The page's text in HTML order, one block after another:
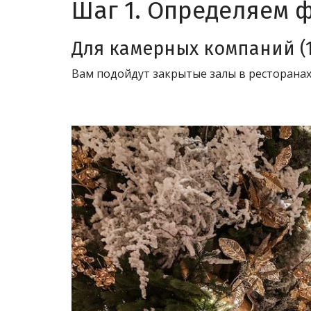
Шаг 1. Определяем
Для камерных компаний
Вам подойдут закрытые залы в